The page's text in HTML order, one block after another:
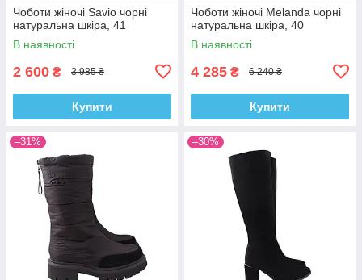
Чоботи жіночі Savio чорні
натуральна шкіра, 41
В наявності
2 600 ₴ 3 985 ₴
Купити
Чоботи жіночі Melanda чорні
натуральна шкіра, 40
В наявності
4 285 ₴ 6 240 ₴
Купити
–31% –30%